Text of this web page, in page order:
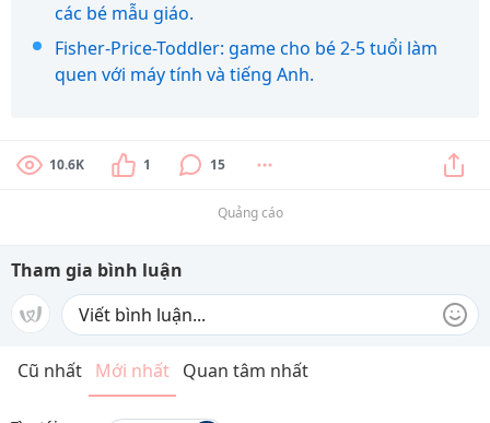
các bé mẫu giáo.
Fisher-Price-Toddler: game cho bé 2-5 tuổi làm
quen với máy tính và tiếng Anh.
10.6K 1 15
Quảng cáo
Tham gia bình luận
Cũ nhất Mới nhất Quan tâm nhất